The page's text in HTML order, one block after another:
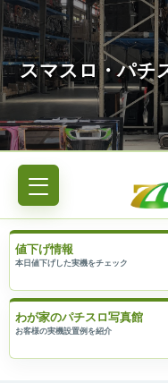
値下げ情報
わが家のパチスロ写真館